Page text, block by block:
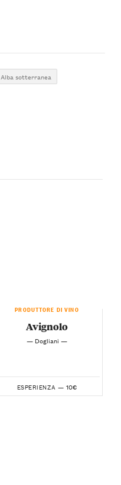
Alba sotterranea
PRODUTTORE DI VINO
Avignolo
— Dogliani —
ESPERIENZA — 10€